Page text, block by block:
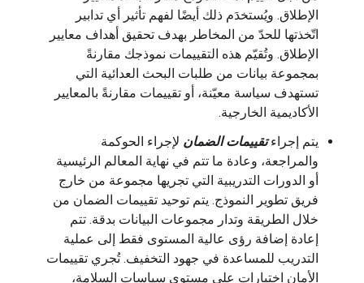
الإطلاق. ويُستخدَم ذلك أيضًا لفهم تأثير أي تدابير
اتّخذتها للحدّ من المخاطر بهدف تحقيق أهداف معايير
الإطلاق. وتُقيّم هذه التقييمات نموذجك مقارنةً
بمجموعة بيانات من طلبات البحث العدائية التي
تستهدف سياسة معيّنة، أو تقييمات مقارنةً بالمعايير
الأكاديمية الخارجية.
يتم إجراءتقييمات الضمان لإجراء الحوكمة
والمراجعة، وعادة ما تتم في نهاية المعالم الرئيسية
أو الدورات التدريبية التي تجريها مجموعة من خارج
فريق تطوير النموذج. يتم توحيد تقييمات الضمان من
خلال الطريقة وتدار مجموعات البيانات بدقة. تتم
إعادة إضافة رؤى عالية المستوى فقط إلى عملية
التدريب للمساعدة في جهود التخفيف. تُجري تقييمات
الأمان اختبارات على مستوى سياسات السلامة،